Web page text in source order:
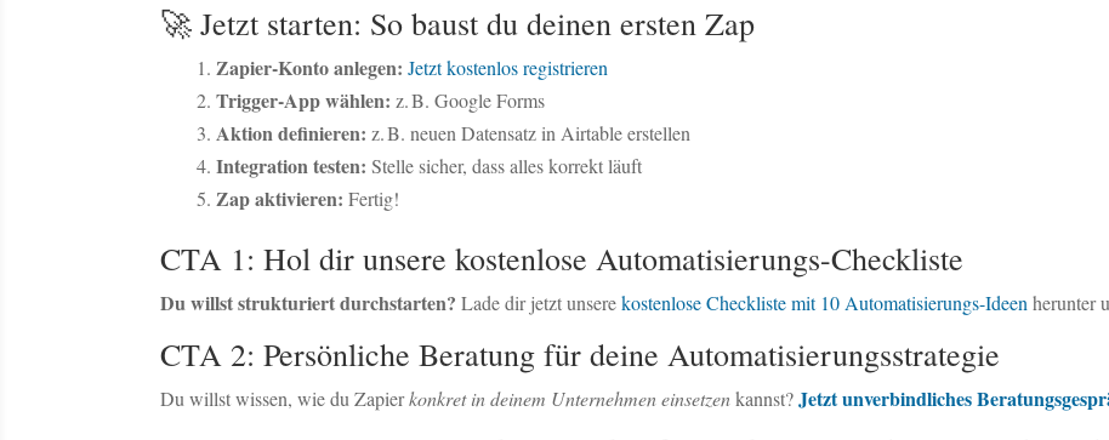
🚀 Jetzt starten: So baust du deinen ersten Zap
Zapier-Konto anlegen: Jetzt kostenlos registrieren
Trigger-App wählen: z. B. Google Forms
Aktion definieren: z. B. neuen Datensatz in Airtable erstellen
Integration testen: Stelle sicher, dass alles korrekt läuft
Zap aktivieren: Fertig!
CTA 1: Hol dir unsere kostenlose Automatisierungs-Checkliste
Du willst strukturiert durchstarten? Lade dir jetzt unserekostenlose Checkliste mit 10 Automatisierungs-Ideen herunter
CTA 2: Persönliche Beratung für deine Automatisierungsstrategie
Du willst wissen, wie du Zapierkonkret in deinem Unternehmen einsetzenkannst?Jetzt unverbindliches